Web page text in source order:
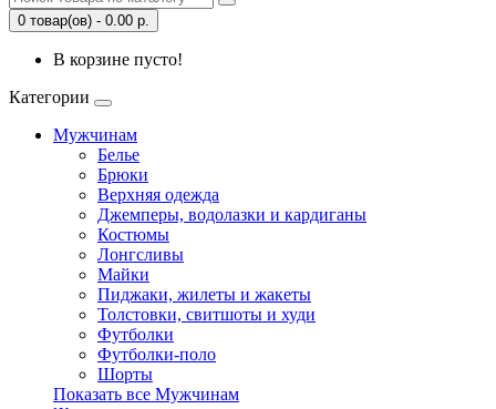
0 товар(ов) - 0.00 р.
В корзине пусто!
Категории
Мужчинам
Белье
Брюки
Верхняя одежда
Джемперы, водолазки и кардиганы
Костюмы
Лонгсливы
Майки
Пиджаки, жилеты и жакеты
Толстовки, свитшоты и худи
Футболки
Футболки-поло
Шорты
Показать все Мужчинам